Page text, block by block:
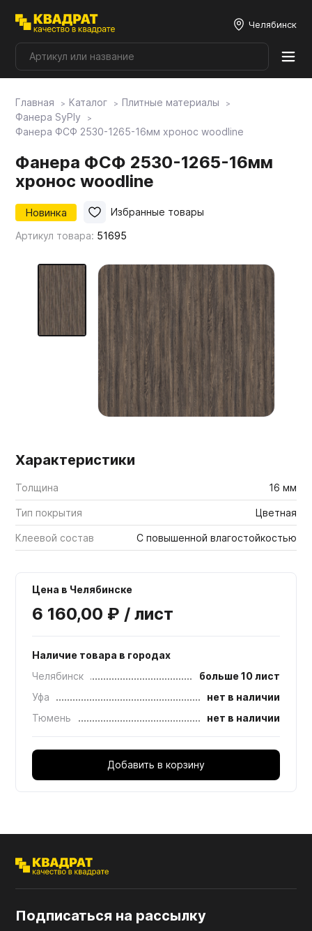
Челябинск
Плитные материалы
Мой ЭГГЕР
Фасады
Мебельные образцы, каталоги
Главная Каталог
Плитные материалы
Фанера SyPly
Фанера ФСФ 2530-1265-16мм хронос woodline
Фанера ФСФ 2530-1265-16мм
хронос woodline
Новинка
Артикул товара: 51695
Избранные товары
Характеристики
Толщина 16 мм
Тип покрытия Цветная
Клеевой состав С повышенной влагостойкостью
Цена в Челябинске
6 160,00 ₽ / лист
Наличие товара в городах
Челябинск
больше 10 лист
Уфа
нет в наличии
Тюмень
нет в наличии
Добавить в корзину
Подписаться на рассылку